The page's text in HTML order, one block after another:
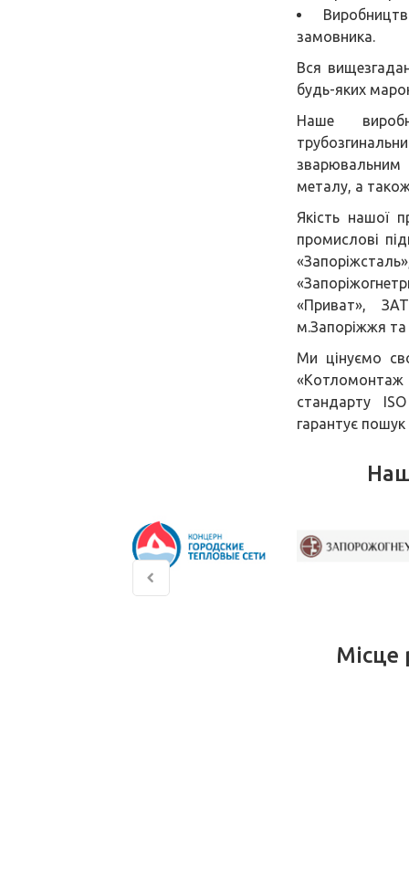
замовника.
Вся
будь-яких
Наше
зварювальним
металу, а
Якість нашої
промислові
«Приват»,
м.Запоріжжя та
Ми цінуємо
«Котломонтаж
стандарту
гарантує
Місце